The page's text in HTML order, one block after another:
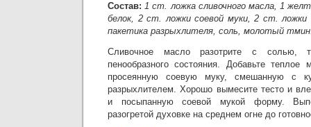
Состав:1 ст. ложка сливочного масла, 1
белок, 2 ст. ложки соевой муки, 2 ст. ложки
пакетика разрыхлителя, соль, молотый
Сливочное масло разотрите с солью,
пенообразного состояния. Добавьте
просеянную соевую муку, смешанную с
разрыхлителем. Хорошо вымесите тесто и
и посыпанную соевой мукой форму.
разогретой духовке на среднем огне до